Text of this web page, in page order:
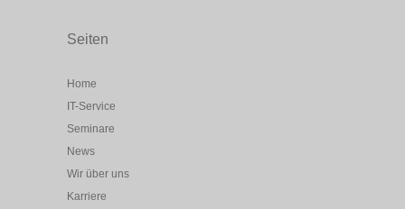
Seiten
Home
IT-Service
Seminare
News
Wir über uns
Karriere